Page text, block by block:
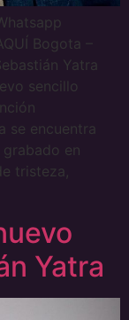
Bogota –
Yatra
sencillo
se encuentra
en
tristeza,
Yatra